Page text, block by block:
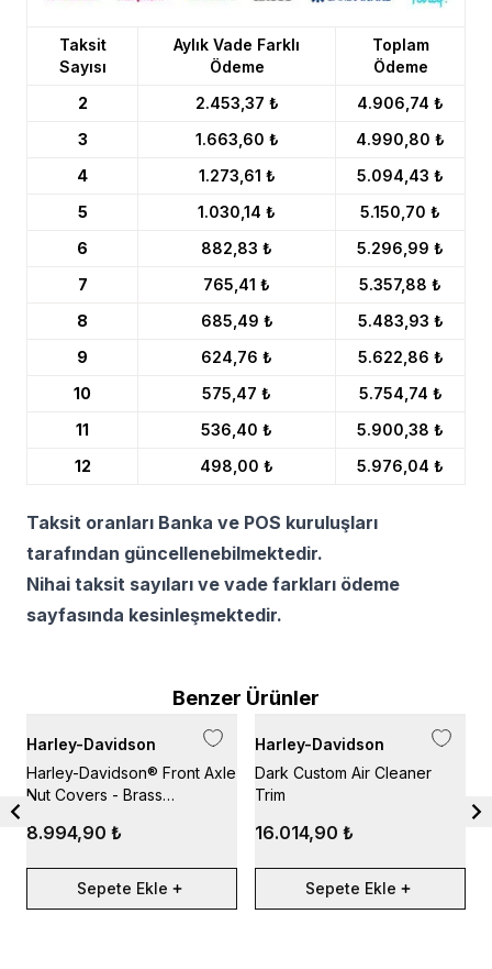
Taksit
Sayısı
Aylık Vade Farklı
Ödeme
Toplam
Ödeme
2
2.453,37 ₺
4.906,74 ₺
3
1.663,60 ₺
4.990,80 ₺
4
1.273,61 ₺
5.094,43 ₺
5
1.030,14 ₺
5.150,70 ₺
6
882,83 ₺
5.296,99 ₺
7
765,41 ₺
5.357,88 ₺
8
685,49 ₺
5.483,93 ₺
9
624,76 ₺
5.622,86 ₺
10
575,47 ₺
5.754,74 ₺
11
536,40 ₺
5.900,38 ₺
12
498,00 ₺ 5.976,04 ₺
Taksit oranları Banka ve POS kuruluşları
tarafından güncellenebilmektedir.
Nihai taksit sayıları ve vade farkları ödeme
sayfasında kesinleşmektedir.
Benzer Ürünler
Harley-Davidson
Harley-Davidson® Front Axle
Nut Covers - Brass
8.994,90 ₺
Sepete Ekle
Harley-Davidson
Dark Custom Air Cleaner
Trim
16.014,90 ₺
Sepete Ekle